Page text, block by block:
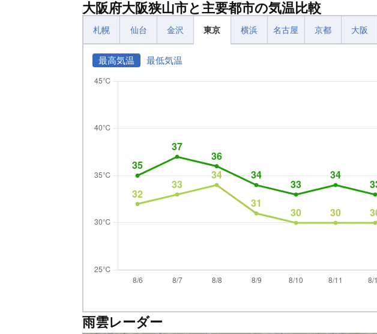
大阪府大阪狭山市と主要都市の気温比較
札幌 仙台 金沢 東京 横浜 名古屋 京都 大阪
最高気温 最低気温
雨雲レーダー